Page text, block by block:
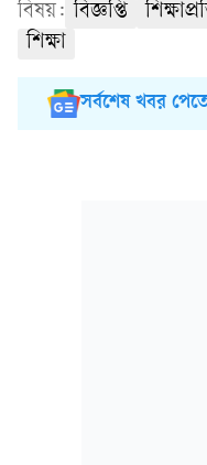
বিষয়: বিজ্ঞপ্তি
শিক্ষা
সর্বশেষ খবর